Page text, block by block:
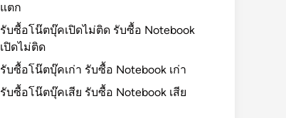
แตก
รับซื้อโน๊ตบุ๊คเปิดไม่ติด รับซื้อ Notebook
เปิดไม่ติด
รับซื้อโน๊ตบุ๊คเก่า รับซื้อ Notebook เก่า
รับซื้อโน๊ตบุ๊คเสีย รับซื้อ Notebook เสีย